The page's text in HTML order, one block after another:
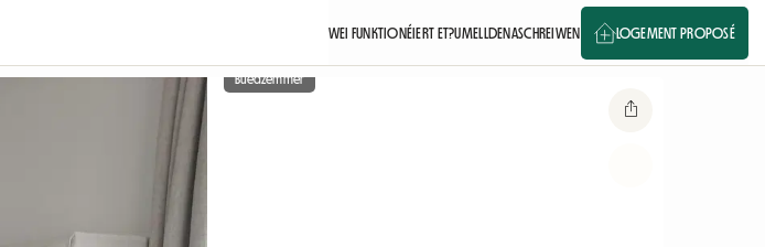
WEI FUNKTIONÉIERT ET?UMELLDENASCHREIWEN LOGEMENT PROPOSÉ
Buedzëmmer